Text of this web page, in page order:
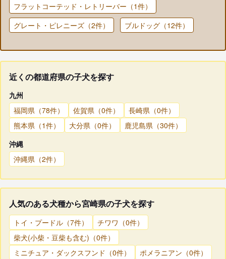
フラットコーテッド・レトリーバー（1件）
グレート・ピレニーズ（2件）
ブルドッグ（12件）
近くの都道府県の子犬を探す
九州
福岡県（78件）
佐賀県（0件）
長崎県（0件）
熊本県（1件）
大分県（0件）
鹿児島県（30件）
沖縄
沖縄県（2件）
人気のある犬種から宮崎県の子犬を探す
トイ・プードル（7件）
チワワ（0件）
柴犬(小柴・豆柴も含む)（0件）
ミニチュア・ダックスフンド（0件）
ポメラニアン（0件）